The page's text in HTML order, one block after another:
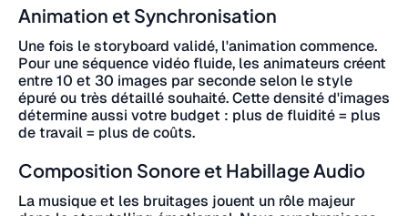
Animation et Synchronisation
Une fois le storyboard validé, l'animation commence.
Pour une séquence vidéo fluide, les animateurs créent
entre 10 et 30 images par seconde selon le style
épuré ou très détaillé souhaité. Cette densité d'images
détermine aussi votre budget : plus de fluidité = plus
de travail = plus de coûts.
Composition Sonore et Habillage Audio
La musique et les bruitages jouent un rôle majeur